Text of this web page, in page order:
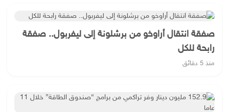
صفقة انتقال أراوخو من برشلونة إلى ليفربول.. صفقة
رابحة للكل
منذ 5 دقائق